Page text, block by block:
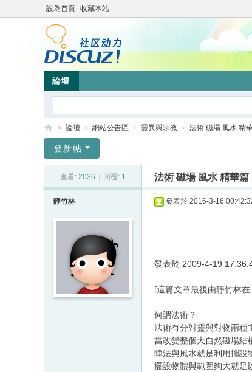
設為首頁 收藏本站
論壇
竹
» 論壇 › 網站公告區 › 靈異與宗教 › 法術 磁場 風水 精
發新帖
查看: 2036 回覆: 1 法術 磁場 風水 精華篇
靜竹林 發表於 2016-3-16
發表於 2009-4-19
[這篇文章最後由靜竹林
何謂法術？
法術有分對靈與對物兩種
當改變整個大自然磁場結
陣法與風水就是利用擺設
擺設物體與範圍夠大就足